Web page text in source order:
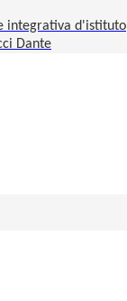
integrativa d'istituto
Dante